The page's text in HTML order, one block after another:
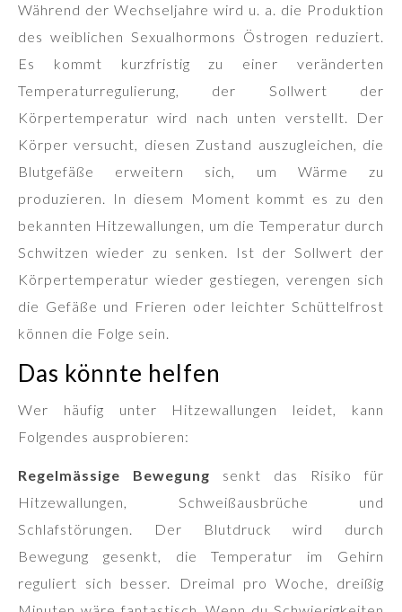
Während der Wechseljahre wird u. a. die Produktion
des weiblichen Sexualhormons Östrogen reduziert.
Es kommt kurzfristig zu einer veränderten
Temperaturregulierung, der Sollwert der
Körpertemperatur wird nach unten verstellt. Der
Körper versucht, diesen Zustand auszugleichen, die
Blutgefäße erweitern sich, um Wärme zu
produzieren. In diesem Moment kommt es zu den
bekannten Hitzewallungen, um die Temperatur durch
Schwitzen wieder zu senken. Ist der Sollwert der
Körpertemperatur wieder gestiegen, verengen sich
die Gefäße und Frieren oder leichter Schüttelfrost
können die Folge sein.
Das könnte helfen
Wer häufig unter Hitzewallungen leidet, kann
Folgendes ausprobieren:
Regelmässige Bewegung senkt das Risiko für
Hitzewallungen, Schweißausbrüche und
Schlafstörungen. Der Blutdruck wird durch
Bewegung gesenkt, die Temperatur im Gehirn
reguliert sich besser. Dreimal pro Woche, dreißig